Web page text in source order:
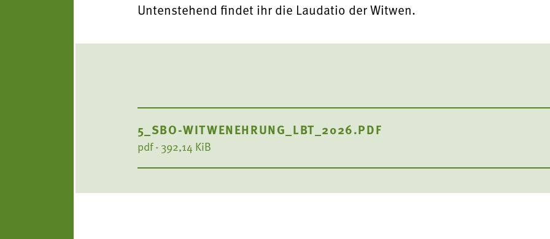
Untenstehend findet ihr die Laudatio der Witwen.
5_SBO-WITWENEHRUNG_LBT_2026.PDF
pdf - 392,14 KiB